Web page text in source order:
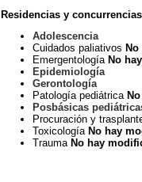
Residencias y
Adolescencia
Cuidados paliativos No
Emergentología No
Epidemiología
Gerontología
Patología pediátrica
Posbásicas
Procuración y
Toxicología No hay
Trauma No hay